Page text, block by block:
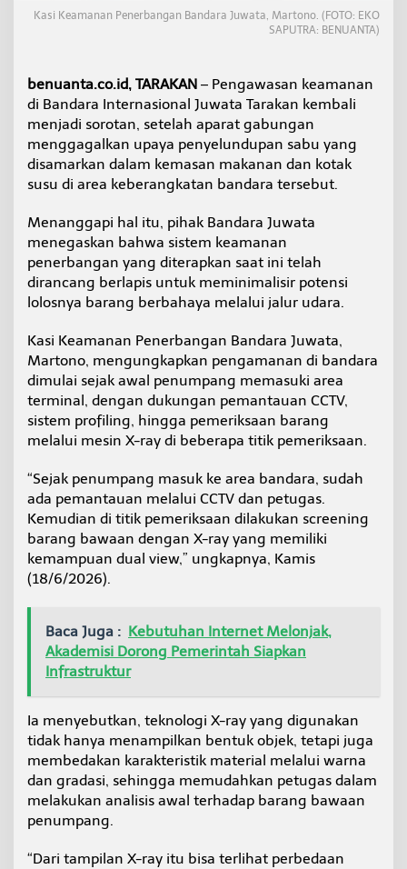
d
u
w
a
t
a
O
p
i
m
l
k
a
X
R
a
y
d
n
r
o
f
i
l
i
e
n
u
p
n
g
Kasi Keamanan Penerbangan Bandara Juwata, Martono. (FOTO: EKO
SAPUTRA: BENUANTA)
benuanta.co.id, TARAKAN – Pengawasan keamanan
di Bandara Internasional Juwata Tarakan kembali
menjadi sorotan, setelah aparat gabungan
menggagalkan upaya penyelundupan sabu yang
disamarkan dalam kemasan makanan dan kotak
susu di area keberangkatan bandara tersebut.
Menanggapi hal itu, pihak Bandara Juwata
menegaskan bahwa sistem keamanan
penerbangan yang diterapkan saat ini telah
dirancang berlapis untuk meminimalisir potensi
lolosnya barang berbahaya melalui jalur udara.
Kasi Keamanan Penerbangan Bandara Juwata,
Martono, mengungkapkan pengamanan di bandara
dimulai sejak awal penumpang memasuki area
terminal, dengan dukungan pemantauan CCTV,
sistem profiling, hingga pemeriksaan barang
melalui mesin X-ray di beberapa titik pemeriksaan.
“Sejak penumpang masuk ke area bandara, sudah
ada pemantauan melalui CCTV dan petugas.
Kemudian di titik pemeriksaan dilakukan screening
barang bawaan dengan X-ray yang memiliki
kemampuan dual view,” ungkapnya, Kamis
(18/6/2026).
Baca Juga : Kebutuhan Internet Melonjak,
Akademisi Dorong Pemerintah Siapkan
Infrastruktur
Ia menyebutkan, teknologi X-ray yang digunakan
tidak hanya menampilkan bentuk objek, tetapi juga
membedakan karakteristik material melalui warna
dan gradasi, sehingga memudahkan petugas dalam
melakukan analisis awal terhadap barang bawaan
penumpang.
“Dari tampilan X-ray itu bisa terlihat perbedaan